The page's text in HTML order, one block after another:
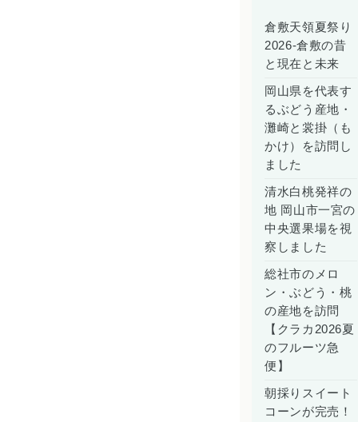
倉敷天領夏祭り
2026-倉敷の昔
と現在と未来
岡山県を代表す
るぶどう産地・
灘崎と裳掛（も
かけ）を訪問し
ました
清水白桃発祥の
地 岡山市一宮の
中央選果場を視
察しました
総社市のメロ
ン・ぶどう・桃
の産地を訪問
【クラカ2026夏
のフルーツ急
便】
朝採りスイート
コーンが完売！